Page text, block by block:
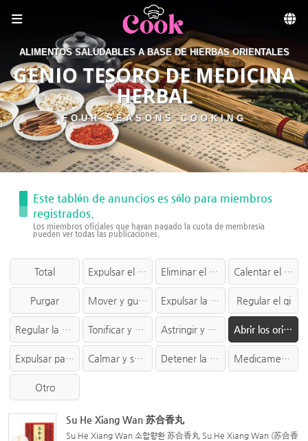
Skip to menu
ALIMENTOS SALUDABLES A BASE DE HIERBAS ORIENTALES
GENIO TESORO DE MEDICINA
HERBAL
FOUR SEASONS COOKING
Este tablón de anuncios es sólo para miembros
registrados.
Los miembros oficiales que hayan pagado la cuota de membresía
pueden ver todas las publicaciones.
Total Expulsar el exterior Eliminar el calor Calentar el interior
Purgar Mover y guiar Expulsar la humedad Regular el qi
Regular la sangre Tonificar y beneficiar Astringir y consolidar Abrir los orificios
Expulsar parásitos Calmar y someter el viento Detener la tos, transformar el flema y aliviar el asma Medicamento tópicos
Otro
Su He Xiang Wan 苏合香丸
Su He Xiang Wan 소합향환 苏合香丸 Su He Xiang Wan (苏合香